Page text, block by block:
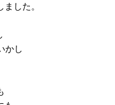
した。
かし